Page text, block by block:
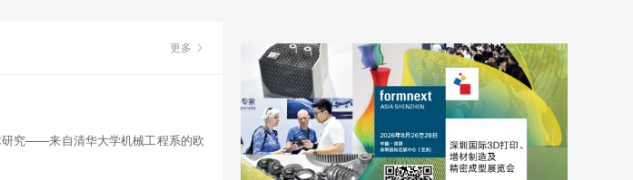
更多
研究——来自清华大学机械工程系的欧